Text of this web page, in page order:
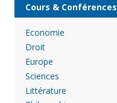
Cours & Conférences
Economie
Droit
Europe
Sciences
Littérature